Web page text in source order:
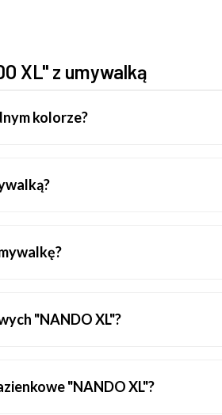
XL" z umywalką
kolorze?
"NANDO XL"?
"NANDO XL"?